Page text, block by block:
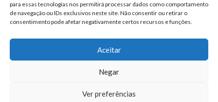
para essas tecnologias nos permitirá processar dados como comportamento
de navegação ou IDs exclusivos neste site. Não consentir ou retirar o
consentimento pode afetar negativamente certos recursos e funções.
Aceitar
Negar
Ver preferências